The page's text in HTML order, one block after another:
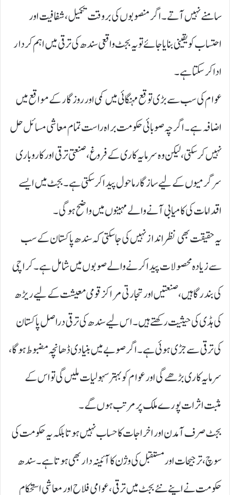
سامنے نہیں آتے۔ اگر منصوبوں کی بروقت تکمیل، شفافیت اور
احتساب کو یقینی بنایا جائے تو یہ بجٹ واقعی سندھ کی ترقی میں اہم کردار
ادا کر سکتا ہے۔
عوام کی سب سے بڑی توقع مہنگائی میں کمی اور روزگار کے مواقع میں
اضافہ ہے۔ اگرچہ صوبائی حکومت براہ راست تمام معاشی مسائل حل
نہیں کر سکتی، لیکن وہ سرمایہ کاری کے فروغ، صنعتی ترقی اور کاروباری
سرگرمیوں کے لیے سازگار ماحول پیدا کر سکتی ہے۔ بجٹ میں ایسے
اقدامات کی کامیابی آنے والے مہینوں میں واضح ہوگی۔
یہ حقیقت بھی نظرانداز نہیں کی جا سکتی کہ سندھ پاکستان کے سب
سے زیادہ محصولات پیدا کرنے والے صوبوں میں شامل ہے۔ کراچی
کی بندرگاہیں، صنعتیں اور تجارتی مراکز قومی معیشت کے لیے ریڑھ
کی ہڈی کی حیثیت رکھتے ہیں۔ اس لیے سندھ کی ترقی دراصل پاکستان
کی ترقی سے جڑی ہوئی ہے۔ اگر صوبے میں بنیادی ڈھانچہ مضبوط ہوگا،
سرمایہ کاری بڑھے گی اور عوام کو بہتر سہولیات ملیں گی تو اس کے
مثبت اثرات پورے ملک پر مرتب ہوں گے۔
بجٹ صرف آمدن اور اخراجات کا حساب نہیں ہوتا بلکہ یہ حکومت کی
سوچ، ترجیحات اور مستقبل کی وژن کا آئینہ دار بھی ہوتا ہے۔ سندھ
حکومت نے اپنے نئے بجٹ میں ترقی، عوامی فلاح اور معاشی استحکام